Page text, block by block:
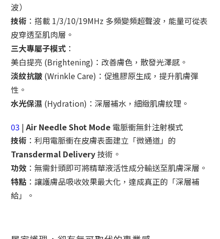
波）
技術 ： 搭載 1/3/10/19MHz 多頻變頻超聲波 ，能量可從表
皮穿透至肌肉層。
三大專屬子模式 ：
美白提亮 (Brightening) ：改善膚色，散發光澤感。
淡紋抗皺 (Wrinkle Care) ： 促進膠原生成，提升肌膚彈
性。
水光保濕 (Hydration) ：深層補水，細緻肌膚紋理。
03 | Air Needle Shot Mode 電脈衝無針注射模式
技術 ：利用電脈衝在皮膚表面建立「微通道」的
Transdermal Delivery技術。
功效 ：無需針頭即可將精華液活性成分輸送至肌膚深層。
特點 ：讓護膚品吸收效果最大化，達成真正的「深層補
給」。